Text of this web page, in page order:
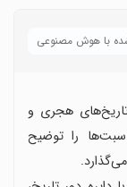
با هوش مصنوعی
تاریخ‌های هجری و
را توضیح